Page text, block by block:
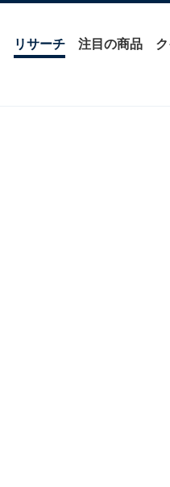
リサーチ 注目の商品